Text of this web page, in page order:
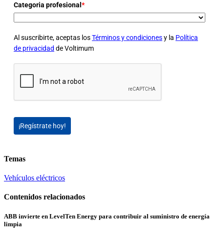
Categoria profesional *
Al suscribirte, aceptas losTérminos y condicionesy la Política
de privacidad de Voltimum
¡Regístrate hoy!
Temas
Vehículos eléctricos
Contenidos relacionados
ABB invierte en LevelTen Energy para contribuir al suministro de energía
limpia